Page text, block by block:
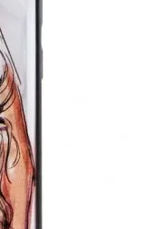
+ Стекло = Скидка